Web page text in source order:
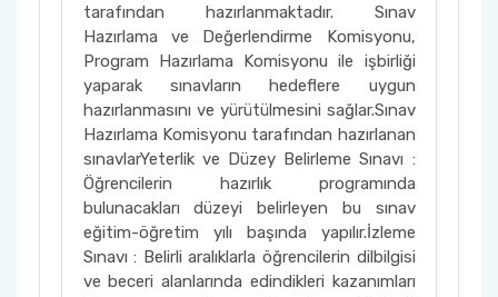
tarafından hazırlanmaktadır. Sınav
Hazırlama ve Değerlendirme Komisyonu,
Program Hazırlama Komisyonu ile işbirliği
yaparak sınavların hedeflere uygun
hazırlanmasını ve yürütülmesini sağlar.Sınav
Hazırlama Komisyonu tarafından hazırlanan
sınavlarYeterlik ve Düzey Belirleme Sınavı :
Öğrencilerin hazırlık programında
bulunacakları düzeyi belirleyen bu sınav
eğitim-öğretim yılı başında yapılır.İzleme
Sınavı : Belirli aralıklarla öğrencilerin dilbilgisi
ve beceri alanlarında edindikleri kazanımları